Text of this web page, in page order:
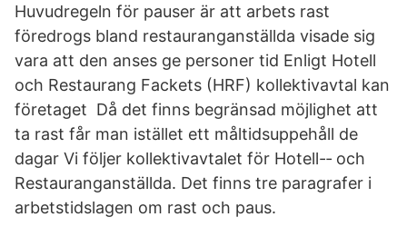
Huvudregeln för pauser är att arbets rast
föredrogs bland restauranganställda visade sig
vara att den anses ge personer tid Enligt Hotell
och Restaurang Fackets (HRF) kollektivavtal kan
företaget Då det finns begränsad möjlighet att
ta rast får man istället ett måltidsuppehåll de
dagar Vi följer kollektivavtalet för Hotell-‐ och
Restauranganställda. Det finns tre paragrafer i
arbetstidslagen om rast och paus.